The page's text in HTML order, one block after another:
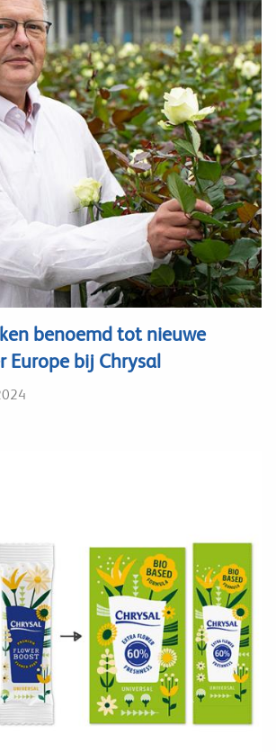
benoemd tot nieuwe
Europe bij Chrysal